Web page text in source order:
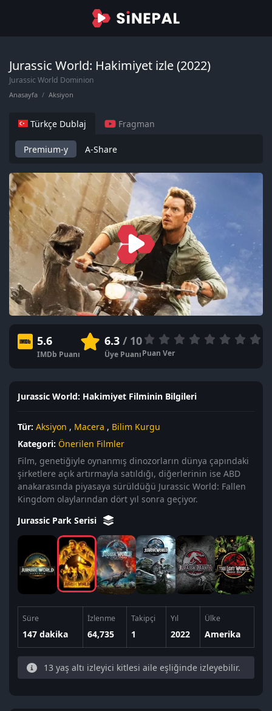
Jurassic World: Hakimiyet izle (2022)
Jurassic World Dominion
Anasayfa Aksiyon
Türkçe Dublaj Fragman
Premium-y A-Share
5.6
IMDb Puanı
6.3/ 10
Üye PuanıPuan Ver
Jurassic World: Hakimiyet Filminin Bilgileri
Tür: Aksiyon , Macera , Bilim Kurgu
Kategori: Önerilen Filmler
Film, genetiğiyle oynanmış dinozorların dünya çapındaki
şirketlere açık artırmayla satıldığı, diğerlerinin ise ABD
anakarasında piyasaya sürüldüğü Jurassic World: Fallen
Kingdom olaylarından dört yıl sonra geçiyor.
Jurassic Park Serisi
Süre
147 dakika
İzlenme
64,735
Takipçi
1
Yıl
2022
Ülke
Amerika
13 yaş altı izleyici kitlesi aile eşliğinde izleyebilir.